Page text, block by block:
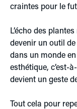
craintes pour le
L’écho des
devenir un outil
dans un monde
esthétique, c’est-
devient un geste
Tout cela pour